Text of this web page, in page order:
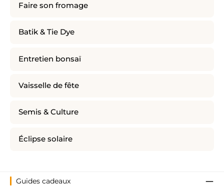
Faire son fromage
Batik & Tie Dye
Entretien bonsaï
Vaisselle de fête
Semis & Culture
Éclipse solaire
Guides cadeaux